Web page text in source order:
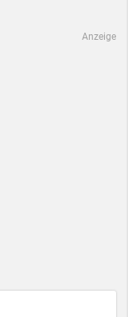
Anzeige